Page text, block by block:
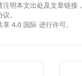
明本文出处及文章链
。
享 4.0 国际进行许可。